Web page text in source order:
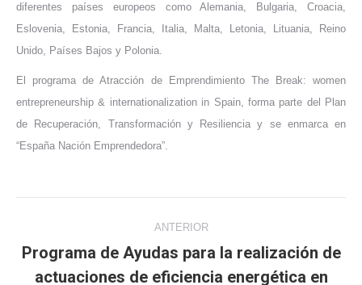
diferentes países europeos como Alemania, Bulgaria, Croacia,
Eslovenia, Estonia, Francia, Italia, Malta, Letonia, Lituania, Reino
Unido, Países Bajos y Polonia.
El programa de Atracción de Emprendimiento The Break: women
entrepreneurship & internationalization in Spain, forma parte del Plan
de Recuperación, Transformación y Resiliencia y se enmarca en
“España Nación Emprendedora”.
entre
ANTERIOR
Publicación
Programa de Ayudas para la realización de
actuaciones de eficiencia energética en